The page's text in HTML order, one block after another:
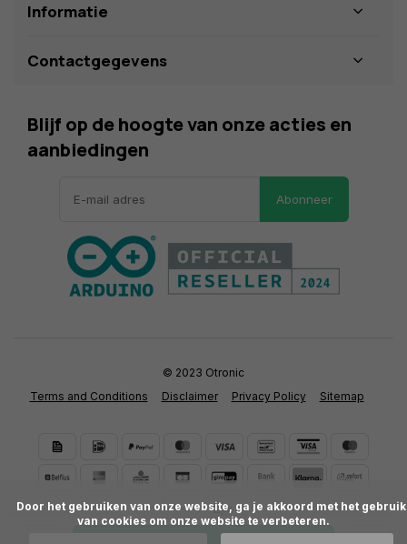
Informatie
Contactgegevens
Blijf op de hoogte van onze acties en
aanbiedingen
Abonneer
Terms and Conditions Disclaimer Privacy Policy Sitemap
© 2023 Otronic
van cookies om onze website te verbeteren.